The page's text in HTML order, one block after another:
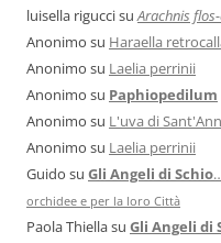
luisella riguccisu Arachnis
Anonimo su Haraella
Anonimo su Laelia perrinii
Anonimo su Paphiopedilum
Anonimo su L'uva di
Anonimo su Laelia perrinii
Guido su Gli Angeli di Schio
orchidee e per la loro Città
Paola Thiellasu Gli Angeli di